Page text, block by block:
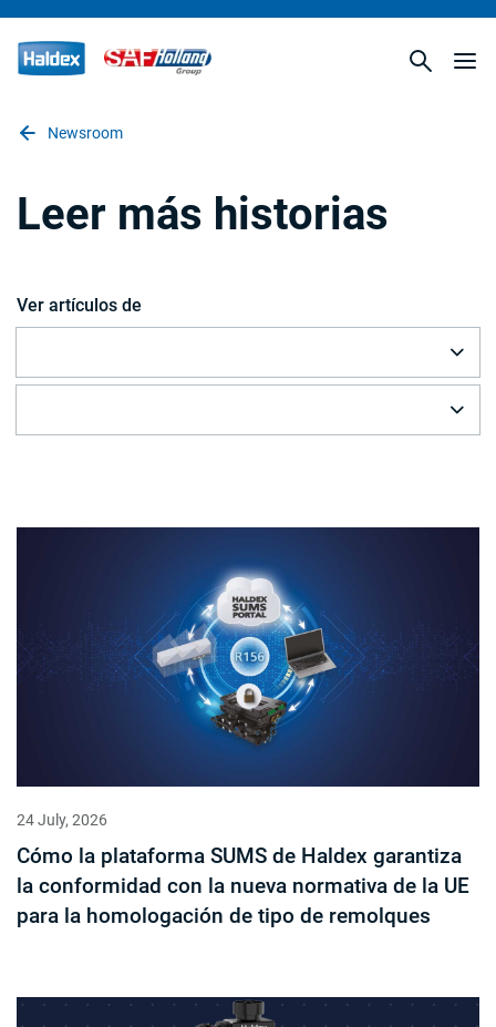
Newsroom
Leer más historias
Ver artículos de
24 July, 2026
Cómo la plataforma SUMS de Haldex garantiza
la conformidad con la nueva normativa de la UE
para la homologación de tipo de remolques